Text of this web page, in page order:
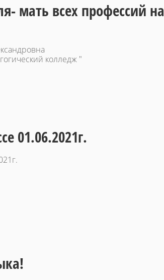
мать всех профессий на
колледж "
01.06.2021г.